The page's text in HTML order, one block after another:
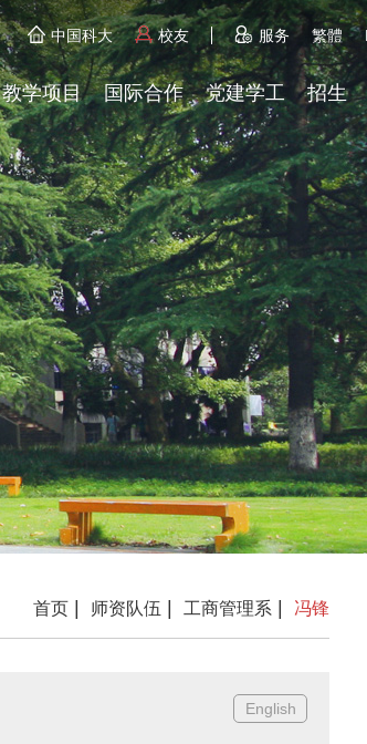
中国科大 校友 服务 繁體
教学项目 国际合作 党建学工 招生
首页 师资队伍 工商管理系 冯锋
English